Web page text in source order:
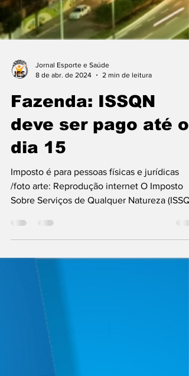
Jornal Esporte e Saúde
Fazenda: ISSQN
deve ser pago até o
dia 15
/foto arte: Reprodução internet O Imposto
Sobre Serviços de Qualquer Natureza